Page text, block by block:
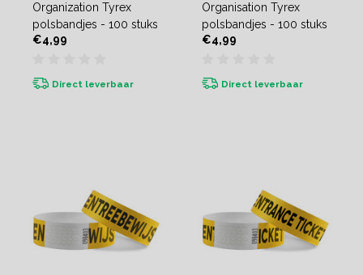
Organization Tyrex
polsbandjes - 100 stuks
€4,99
Direct leverbaar
Organisation Tyrex
polsbandjes - 100 stuks
€4,99
Direct leverbaar